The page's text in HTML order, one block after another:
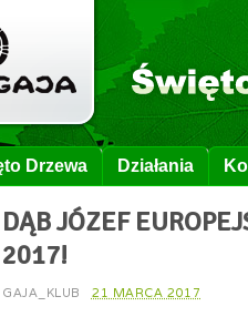
Drzewa Działania
DĄB JÓZEF
2017!
GAJA_KLUB 21 MARCA 2017